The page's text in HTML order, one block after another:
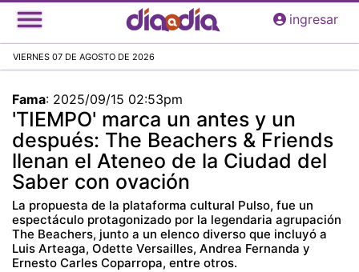
Pasar
al
principal
ingresar
VIERNES 07 DE AGOSTO DE 2026
Fama: 2025/09/15 02:53pm
'TIEMPO' marca un antes y un
después: The Beachers & Friends
llenan el Ateneo de la Ciudad del
Saber con ovación
La propuesta de la plataforma cultural Pulso, fue un
espectáculo protagonizado por la legendaria agrupación
The Beachers, junto a un elenco diverso que incluyó a
Luis Arteaga, Odette Versailles, Andrea Fernanda y
Ernesto Carles Coparropa, entre otros.